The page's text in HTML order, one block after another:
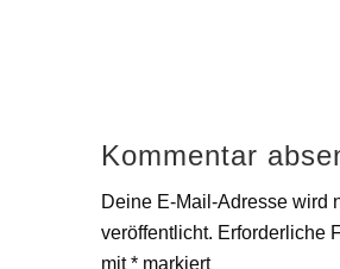
Kommentar
Deine E-Mail-Adresse wird
veröffentlicht. Erforderliche
mit*markiert